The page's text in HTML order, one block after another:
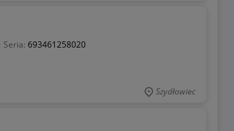
Seria: 693461258020
Szydłowiec